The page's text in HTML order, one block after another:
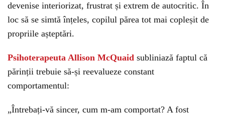
devenise interiorizat, frustrat și extrem de autocritic. În
loc să se simtă înțeles, copilul părea tot mai copleșit de
propriile așteptări.
Psihoterapeuta Allison McQuaid subliniază faptul că
părinții trebuie să-și reevalueze constant
comportamentul:
„Întrebați-vă sincer, cum m-am comportat? A fost